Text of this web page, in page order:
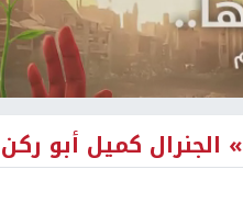
كميل أبو ركن